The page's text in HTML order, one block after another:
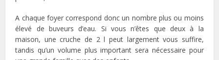
A chaque foyer correspond donc un nombre plus ou moins
élevé de buveurs d’eau. Si vous n’êtes que deux à la
maison, une cruche de 2 l peut largement vous suffire,
tandis qu’un volume plus important sera nécessaire pour